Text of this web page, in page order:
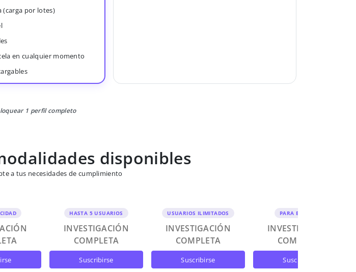
(carga por lotes)
en cualquier momento
1 perfil completo
disponibles
a tus necesidades de cumplimiento
HASTA 5 USUARIOS
INVESTIGACIÓN
COMPLETA
suscribirse
USUARIOS ILIMITADOS
INVESTIGACIÓN
COMPLETA
suscribirse
PARA EQUIPOS
INVESTIGACIÓN
COMPLETA
suscribirse